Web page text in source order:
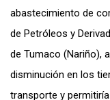
abastecimiento de
de Petróleos y
de Tumaco (Nariño),
disminución en los
transporte y